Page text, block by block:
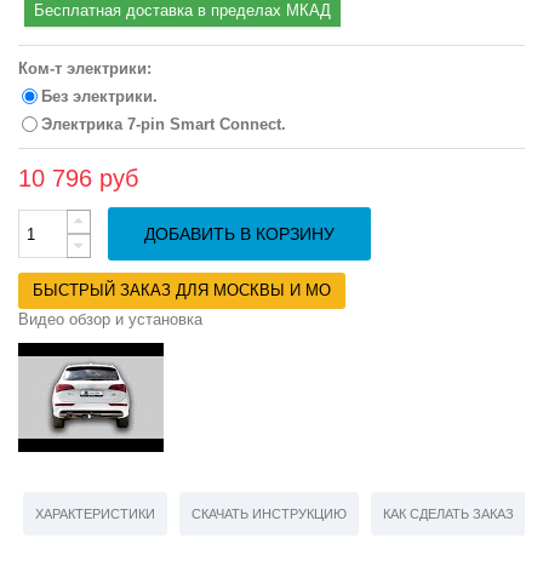
Бесплатная доставка в пределах МКАД
Ком-т электрики:
Без электрики.
Электрика 7-pin Smart Connect.
10 796 руб
ДОБАВИТЬ В КОРЗИНУ
БЫСТРЫЙ ЗАКАЗ ДЛЯ МОСКВЫ И МО
Видео обзор и установка
ХАРАКТЕРИСТИКИ СКАЧАТЬ ИНСТРУКЦИЮ КАК СДЕЛАТЬ ЗАКАЗ